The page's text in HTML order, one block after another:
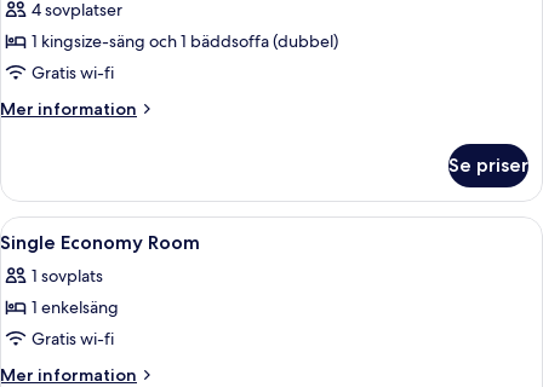
Superior-
rum
4 sovplatser
1 kingsize-säng och 1 bäddsoffa (dubbel)
Gratis wi-fi
Mer information
Mer
rum
Se priser
Öppna
alla
foton
för
Single
Economy
Värdeförvaringsskåp på rummet,
6
Single Economy Room
1 sovplats
1 enkelsäng
Gratis wi-fi
Mer information
Mer